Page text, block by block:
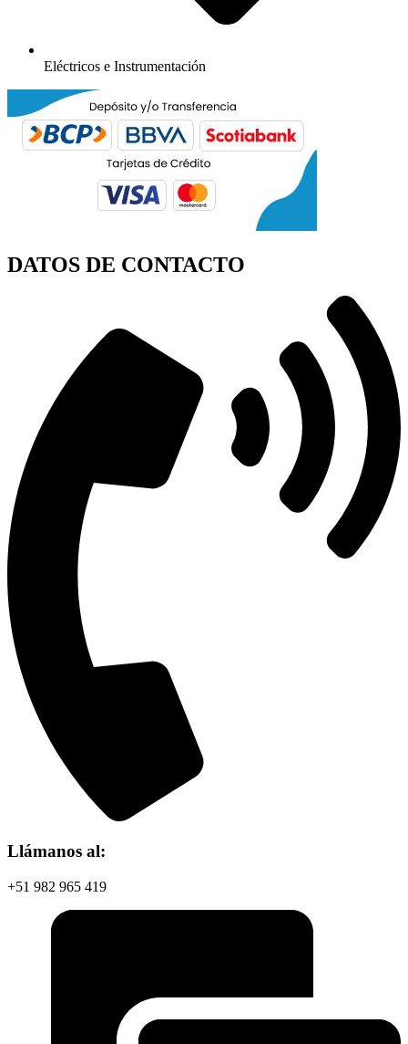
Eléctricos e Instrumentación
DATOS DE CONTACTO
Llámanos al:
+51 982 965 419